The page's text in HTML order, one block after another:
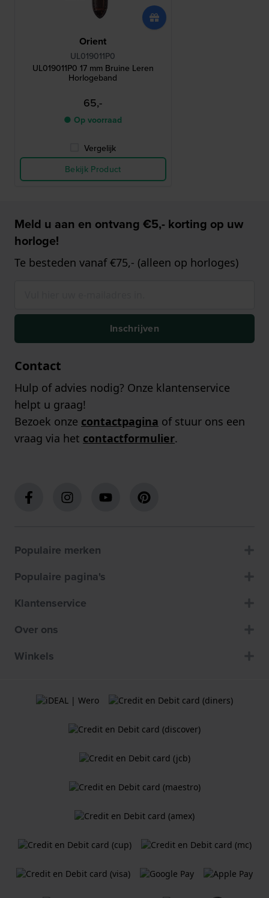
Orient
UL019011P0
UL019011P0 17 mm Bruine Leren
Horlogeband
65,-
● Op voorraad
Vergelijk
Bekijk Product
Meld u aan en ontvang €5,- korting op uw
horloge!
Te besteden vanaf €75,- (alleen op horloges)
Inschrijven
Contact
Hulp of advies nodig? Onze klantenservice
helpt u graag!
Bezoek onze contactpagina of stuur ons een
vraag via het contactformulier.
Populaire merken
Populaire pagina's
Klantenservice
Over ons
Winkels